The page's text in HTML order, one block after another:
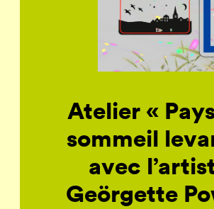
Atelier «
sommeil
avec
Geörgette